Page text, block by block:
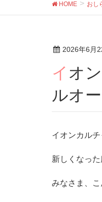
HOME おし
2026年6月
イオンカルチャークラブ東久留米店がリニューア
ルオ
イオンカル
新しくなっ
みなさま、こ